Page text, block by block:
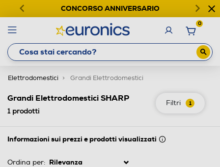
CONCORSO ANNIVERSARIO
0
Elettrodomestici Grandi Elettrodomestici
Filtri 1
Grandi Elettrodomestici SHARP
1prodotti
Informazioni sui prezzi e prodotti visualizzati
Ordina per: